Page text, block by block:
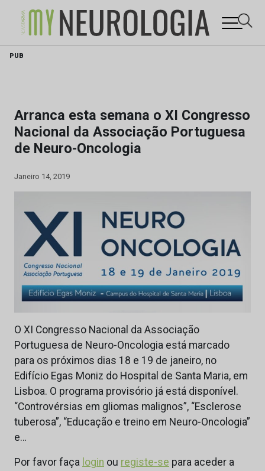
Skip
PUB
Arranca esta semana o XI Congresso
Nacional da Associação Portuguesa
de Neuro-Oncologia
Janeiro 14, 2019
O XI Congresso Nacional da Associação
Portuguesa de Neuro-Oncologia está marcado
para os próximos dias 18 e 19 de janeiro, no
Edifício Egas Moniz do Hospital de Santa Maria, em
Lisboa. O programa provisório já está disponível.
“Controvérsias em gliomas malignos”, “Esclerose
tuberosa”, “Educação e treino em Neuro-Oncologia”
e…
Por favor faça login ou registe-se para aceder a